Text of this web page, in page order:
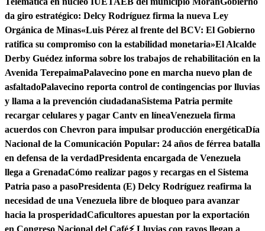
da giro estratégico: Delcy Rodríguez firma la nueva Ley
Orgánica de Minas«Luis Pérez al frente del BCV: El Gobierno
ratifica su compromiso con la estabilidad monetaria»El Alcalde
Derby Guédez informa sobre los trabajos de rehabilitación en la
Avenida TerepaimaPalavecino pone en marcha nuevo plan de
asfaltadoPalavecino reporta control de contingencias por lluvias
y llama a la prevención ciudadanaSistema Patria permite
recargar celulares y pagar Cantv en líneaVenezuela firma
acuerdos con Chevron para impulsar producción energéticaDía
Nacional de la Comunicación Popular: 24 años de férrea batalla
en defensa de la verdadPresidenta encargada de Venezuela
llega a GrenadaCómo realizar pagos y recargas en el Sistema
Patria paso a pasoPresidenta (E) Delcy Rodríguez reafirma la
necesidad de una Venezuela libre de bloqueo para avanzar
hacia la prosperidadCaficultores apuestan por la exportación
en Congreso Nacional del Café⚡ Lluvias con rayos llegan a